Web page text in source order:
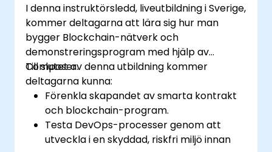
I denna instruktörsledd, liveutbildning i Sverige,
kommer deltagarna att lära sig hur man
bygger Blockchain-nätverk och
demonstreringsprogram med hjälp av
Composer.
Till slutet av denna utbildning kommer
deltagarna kunna:
Förenkla skapandet av smarta kontrakt
och blockchain-program.
Testa DevOps-processer genom att
utveckla i en skyddad, riskfri miljö innan